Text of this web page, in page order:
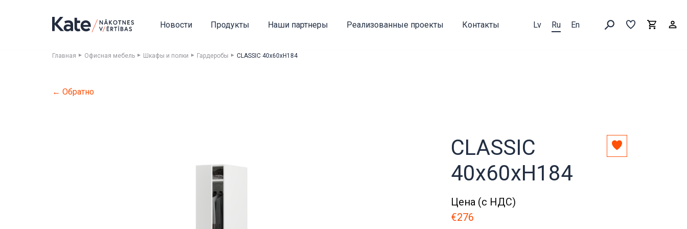
Новости Продукты Наши партнеры Реализованные проекты Контакты Lv Ru En Искать товары
Выборка
Главная Офисная мебель Шкафы и полки Гардеробы CLASSIC 40x60xH184
← Обратно
CLASSIC
40x60xH184
Добавить
Цена (с НДС)
€276